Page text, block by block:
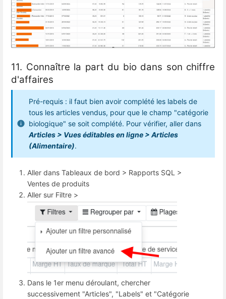
11. Connaître la part du bio dans son chiffre
d'affaires
Pré-requis : il faut bien avoir complété les labels de
tous les articles vendus, pour que le champ "catégorie
biologique" se soit complété. Pour vérifier, aller dans
Articles > Vues éditables en ligne > Articles
(Alimentaire).
Aller dans Tableaux de bord > Rapports SQL >
Ventes de produits
Aller sur Filtre >
Dans le 1er menu déroulant, chercher
successivement "Articles", "Labels" et "Catégorie